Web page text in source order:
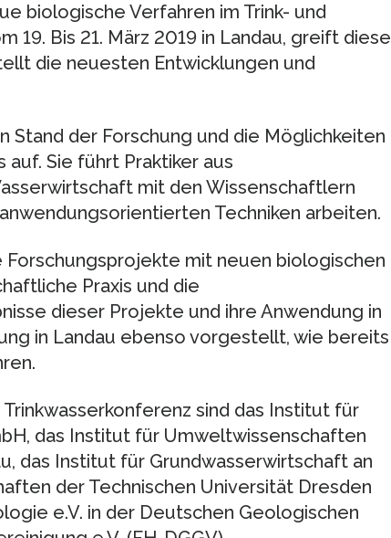
biologische Verfahren im Trink- und
19. Bis 21. März 2019 in Landau, greift diese
die neuesten Entwicklungen und
Stand der Forschung und die Möglichkeiten
auf. Sie führt Praktiker aus
mit den Wissenschaftlern
Techniken arbeiten.
mit neuen biologischen
Praxis und die
dieser Projekte und ihre Anwendung in
in Landau ebenso vorgestellt, wie bereits
sind das Institut für
das Institut für Umweltwissenschaften
das Institut für Grundwasserwirtschaft an
der Technischen Universität Dresden
e.V. in der Deutschen Geologischen